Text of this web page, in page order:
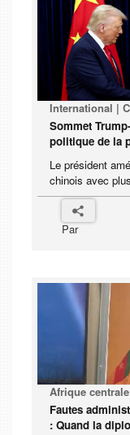
International |
Sommet
politique de la
Le président
chinois avec
Par
Afrique
Fautes
: Quand la